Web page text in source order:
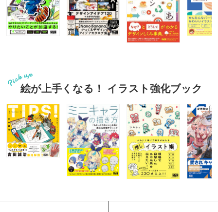
絵が上手くなる！ イラスト強化ブック